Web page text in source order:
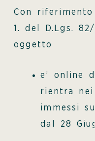
Con
1. del D.Lgs.
oggetto
e’ online
rientra
immessi
dal 28